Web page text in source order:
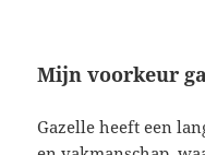
Mijn voorkeur
Gazelle heeft een